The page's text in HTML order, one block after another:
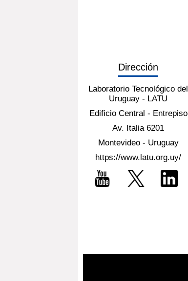
Dirección
Laboratorio Tecnológico del
Uruguay - LATU
Edificio Central - Entrepiso
Av. Italia 6201
Montevideo - Uruguay
https://www.latu.org.uy/